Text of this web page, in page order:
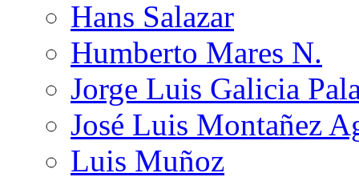
Hans Salazar
Humberto Mares N.
Jorge Luis Galicia
José Luis Montañez
Luis Muñoz